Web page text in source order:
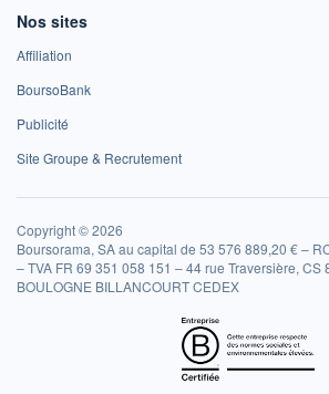
Nos sites
Affiliation
BoursoBank
Publicité
Site Groupe & Recrutement
Copyright © 2026
Boursorama, SA au capital de 53 576 889,20 € –
– TVA FR 69 351 058 151 – 44 rue Traversière, CS
BOULOGNE BILLANCOURT CEDEX